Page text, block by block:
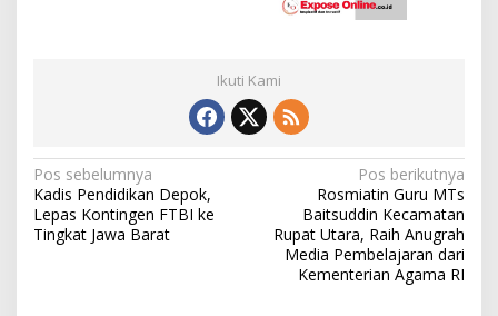
Ikuti Kami
N
a
v
Pos sebelumnya
Kadis Pendidikan Depok,
Lepas Kontingen FTBI ke
Tingkat Jawa Barat
Pos berikutnya
Rosmiatin Guru MTs
Baitsuddin Kecamatan
Rupat Utara, Raih Anugrah
Media Pembelajaran dari
Kementerian Agama RI